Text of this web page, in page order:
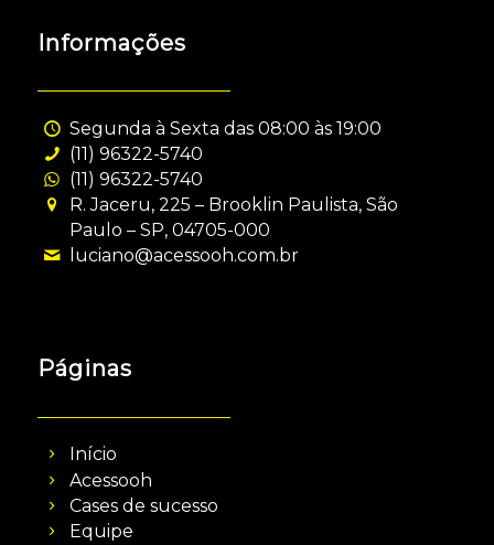
Informações
Segunda à Sexta das 08:00 às 19:00
(11) 96322-5740
(11) 96322-5740
R. Jaceru, 225 – Brooklin Paulista, São
Paulo – SP, 04705-000
luciano@acessooh.com.br
Páginas
Início
Acessooh
Cases de sucesso
Equipe